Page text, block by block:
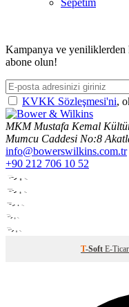
Kampanya ve
abone olun!
KVKK Sözleşmesi'ni,
MKM Mustafa Kemal
Mumcu Caddesi No:8
info@bowerswilkins.com.tr
+90 212 706 10 52
T-Soft E-